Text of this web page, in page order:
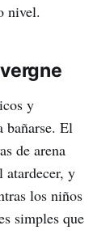
nivel.
y
bañarse. El
de arena
atardecer, y
los niños
simples que